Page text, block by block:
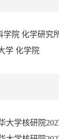
学院 化学研究
学 化学院
大学核研院202